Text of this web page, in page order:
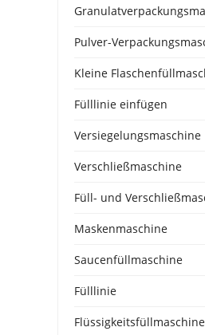
Pulver-
Kleine
Fülllinie einfügen
Versiegelungsmaschine
Verschließmaschine
Füll- und
Maskenmaschine
Saucenfüllmaschine
Fülllinie
Flüssigkeitsfüllmaschine